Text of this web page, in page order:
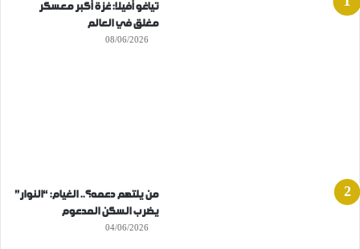
تياغو أفيلا: غزة أكبر معسكر
مغلق في العالم
08/06/2026
من يلتهم دعمه؟.. الغيام: “النوار”
يضرب السكن المدعوم
04/06/2026